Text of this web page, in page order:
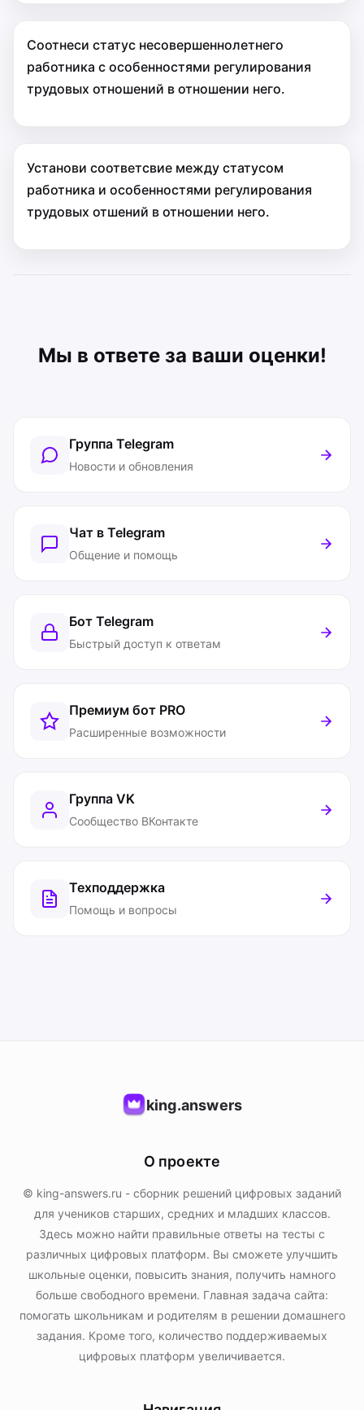
Соотнеси статус несовершеннолетнего
работника с особенностями регулирования
трудовых отношений в отношении него.
Установи соответсвие между статусом
работника и особенностями регулирования
трудовых отшений в отношении него.
Мы в ответе за ваши оценки!
Группа Telegram
Новости и обновления
Чат в Telegram
Общение и помощь
Бот Telegram
Быстрый доступ к ответам
Премиум бот PRO
Расширенные возможности
Группа VK
Сообщество ВКонтакте
Техподдержка
Помощь и вопросы
king.answers
О проекте
© king-answers.ru - сборник решений цифровых заданий
для учеников старших, средних и младших классов.
Здесь можно найти правильные ответы на тесты с
различных цифровых платформ. Вы сможете улучшить
школьные оценки, повысить знания, получить намного
больше свободного времени. Главная задача сайта:
помогать школьникам и родителям в решении домашнего
задания. Кроме того, количество поддерживаемых
цифровых платформ увеличивается.